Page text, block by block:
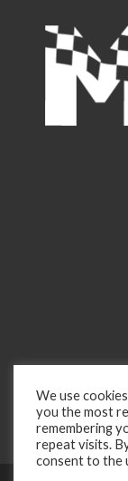
We use
you the most
remembering
repeat visits.
consent to the